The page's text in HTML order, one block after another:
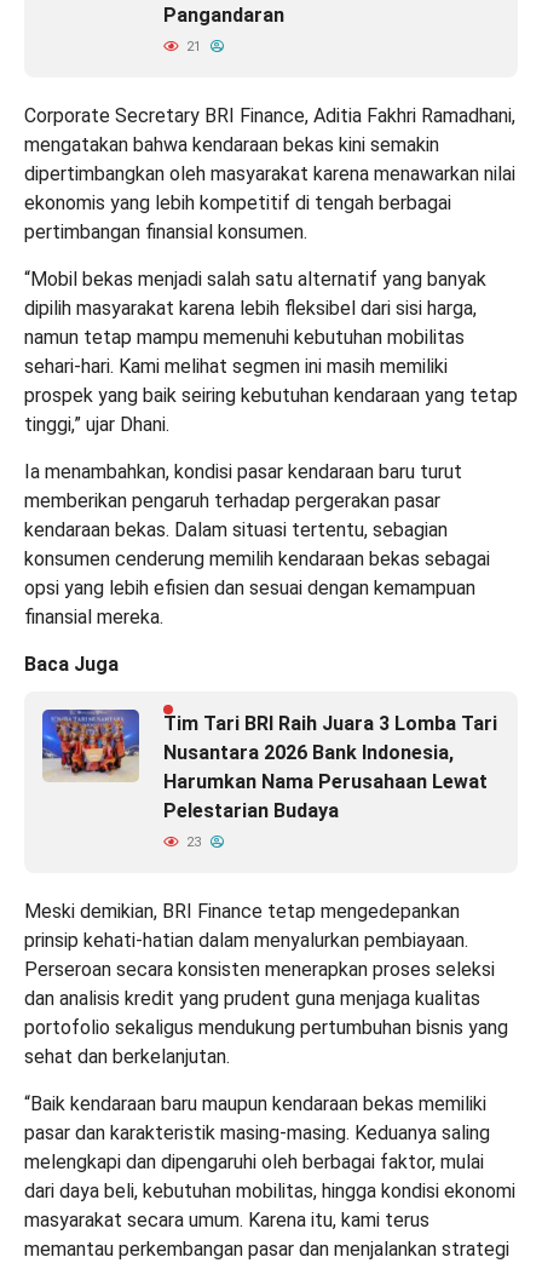
Pangandaran
21
Corporate Secretary BRI Finance, Aditia Fakhri Ramadhani,
mengatakan bahwa kendaraan bekas kini semakin
dipertimbangkan oleh masyarakat karena menawarkan nilai
ekonomis yang lebih kompetitif di tengah berbagai
pertimbangan finansial konsumen.
“Mobil bekas menjadi salah satu alternatif yang banyak
dipilih masyarakat karena lebih fleksibel dari sisi harga,
namun tetap mampu memenuhi kebutuhan mobilitas
sehari-hari. Kami melihat segmen ini masih memiliki
prospek yang baik seiring kebutuhan kendaraan yang tetap
tinggi,” ujar Dhani.
Ia menambahkan, kondisi pasar kendaraan baru turut
memberikan pengaruh terhadap pergerakan pasar
kendaraan bekas. Dalam situasi tertentu, sebagian
konsumen cenderung memilih kendaraan bekas sebagai
opsi yang lebih efisien dan sesuai dengan kemampuan
finansial mereka.
Baca Juga
Tim Tari BRI Raih Juara 3 Lomba Tari
Nusantara 2026 Bank Indonesia,
Harumkan Nama Perusahaan Lewat
Pelestarian Budaya
23
Meski demikian, BRI Finance tetap mengedepankan
prinsip kehati-hatian dalam menyalurkan pembiayaan.
Perseroan secara konsisten menerapkan proses seleksi
dan analisis kredit yang prudent guna menjaga kualitas
portofolio sekaligus mendukung pertumbuhan bisnis yang
sehat dan berkelanjutan.
“Baik kendaraan baru maupun kendaraan bekas memiliki
pasar dan karakteristik masing-masing. Keduanya saling
melengkapi dan dipengaruhi oleh berbagai faktor, mulai
dari daya beli, kebutuhan mobilitas, hingga kondisi ekonomi
masyarakat secara umum. Karena itu, kami terus
memantau perkembangan pasar dan menjalankan strategi